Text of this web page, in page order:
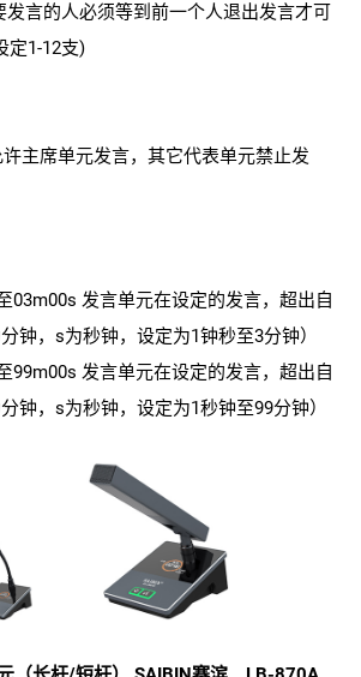
发言的人必须等到前一个人退出发言才可
定1-12支)
主席单元发言，其它代表单元禁止发
03m00s 发言单元在设定的发言，超出自
钟，s为秒钟，设定为1钟秒至3分钟）
99m00s 发言单元在设定的发言，超出自
钟，s为秒钟，设定为1秒钟至99分钟）